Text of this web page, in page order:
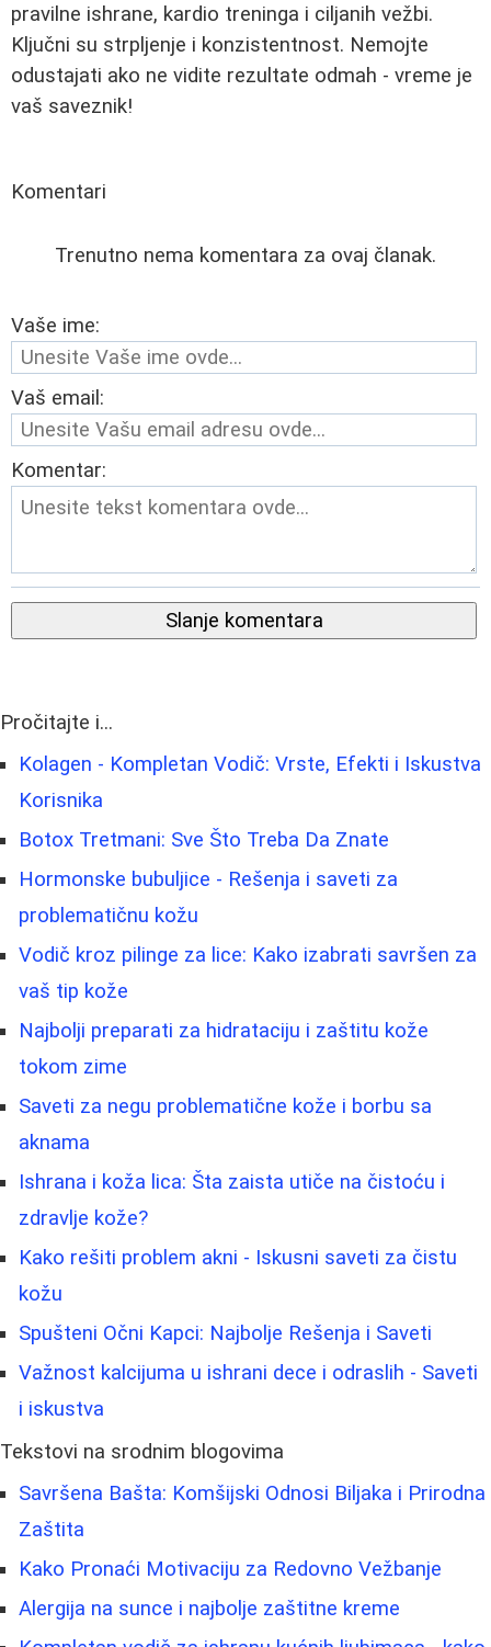
pravilne ishrane, kardio treninga i ciljanih vežbi.
Ključni su strpljenje i konzistentnost. Nemojte
odustajati ako ne vidite rezultate odmah - vreme je
vaš saveznik!
Komentari
Trenutno nema komentara za ovaj članak.
Vaše ime:
Vaš email:
Komentar:
Slanje komentara
Pročitajte i...
Kolagen - Kompletan Vodič: Vrste, Efekti i Iskustva
Korisnika
Botox Tretmani: Sve Što Treba Da Znate
Hormonske bubuljice - Rešenja i saveti za
problematičnu kožu
Vodič kroz pilinge za lice: Kako izabrati savršen za
vaš tip kože
Najbolji preparati za hidrataciju i zaštitu kože
tokom zime
Saveti za negu problematične kože i borbu sa
aknama
Ishrana i koža lica: Šta zaista utiče na čistoću i
zdravlje kože?
Kako rešiti problem akni - Iskusni saveti za čistu
kožu
Spušteni Očni Kapci: Najbolje Rešenja i Saveti
Važnost kalcijuma u ishrani dece i odraslih - Saveti
i iskustva
Tekstovi na srodnim blogovima
Savršena Bašta: Komšijski Odnosi Biljaka i Prirodna
Zaštita
Kako Pronaći Motivaciju za Redovno Vežbanje
Alergija na sunce i najbolje zaštitne kreme